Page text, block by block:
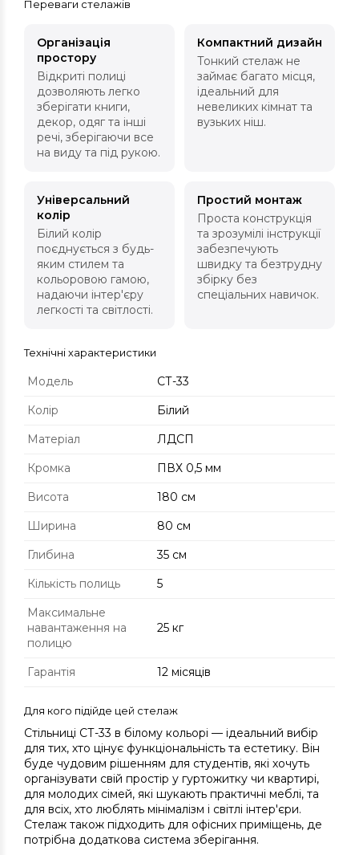
Переваги стелажів
Організація
простору
Відкриті полиці
дозволяють легко
зберігати книги,
декор, одяг та інші
речі, зберігаючи все
на виду та під рукою.
Компактний дизайн
Тонкий стелаж не
займає багато місця,
ідеальний для
невеликих кімнат та
вузьких ніш.
Універсальний
колір
Білий колір
поєднується з будь-
яким стилем та
кольоровою гамою,
надаючи інтер'єру
легкості та світлості.
Простий монтаж
Проста конструкція
та зрозумілі інструкції
забезпечують
швидку та безтрудну
збірку без
спеціальних навичок.
Технічні характеристики
Модель
СТ-33
Колір
Білий
Матеріал
ЛДСП
Кромка
ПВХ 0,5 мм
Висота
180 см
Ширина
80 см
Глибина
35 см
Кількість полиць
5
Максимальне
навантаження на
полицю
25 кг
Гарантія 12 місяців
Для кого підійде цей стелаж
Стільниці СТ-33 в білому кольорі — ідеальний вибір
для тих, хто цінує функціональність та естетику. Він
буде чудовим рішенням для студентів, які хочуть
організувати свій простір у гуртожитку чи квартирі,
для молодих сімей, які шукають практичні меблі, та
для всіх, хто люблять мінімалізм і світлі інтер'єри.
Стелаж також підходить для офісних приміщень, де
потрібна додаткова система зберігання.